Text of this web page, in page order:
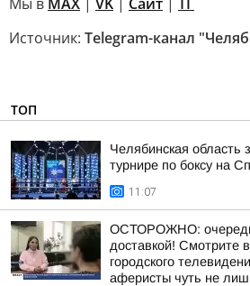
Источник: Telegram-канал
ТОП
Челябинская область
турнире по боксу на
11:07
ОСТОРОЖНО:
доставкой! Смотрите
городского
аферисты чуть не